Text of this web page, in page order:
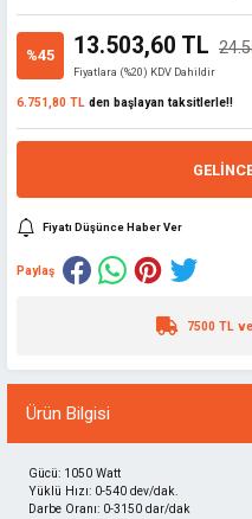
%45 13.503,60 TL
Fiyatlara (%20) KDV Dahildir
6.751,80 TL den başlayan taksitlerle!!
Fiyatı Düşünce Haber Ver
Paylaş
7500 TL
Ürün Bilgisi
Gücü: 1050 Watt
Yüklü Hızı: 0-540 dev/dak.
Darbe Oranı: 0-3150 dar/dak